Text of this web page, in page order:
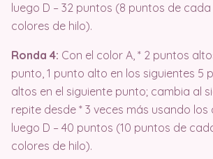
luego D – 32 puntos (8 puntos de
colores de hilo).
Ronda 4: Con el color A, * 2 puntos
punto, 1 punto alto en los siguientes 5
altos en el siguiente punto; cambia al
repite desde * 3 veces más usando los
luego D – 40 puntos (10 puntos de
colores de hilo).